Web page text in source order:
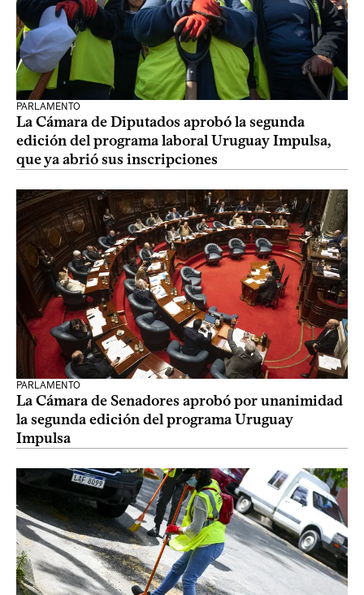
PARLAMENTO
La Cámara de Diputados aprobó la segunda
edición del programa laboral Uruguay Impulsa,
que ya abrió sus inscripciones
PARLAMENTO
La Cámara de Senadores aprobó por unanimidad
la segunda edición del programa Uruguay
Impulsa